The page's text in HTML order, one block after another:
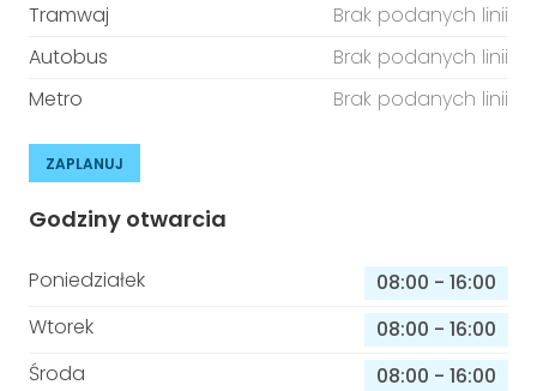
Tramwaj
Brak podanych linii
Autobus
Brak podanych linii
Metro
Brak podanych linii
ZAPLANUJ
Godziny otwarcia
Poniedziałek 08:00 - 16:00
Wtorek
08:00 - 16:00
Środa
08:00 - 16:00